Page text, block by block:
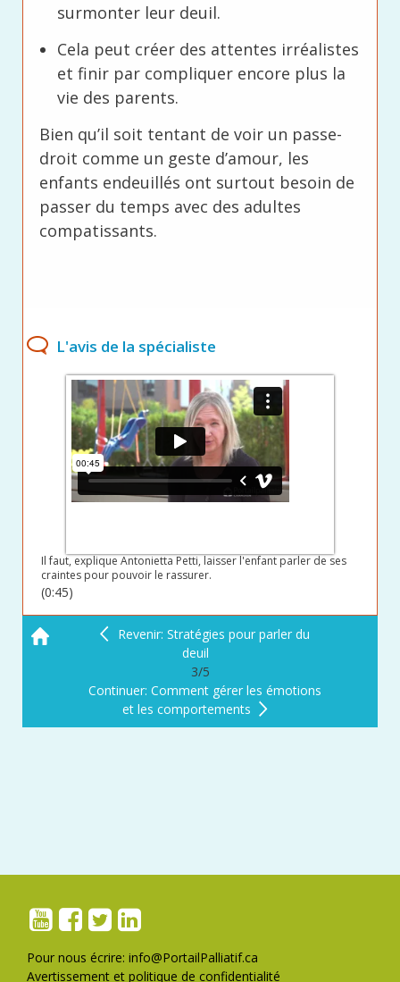
surmonter leur deuil.
Cela peut créer des attentes irréalistes
et finir par compliquer encore plus la
vie des parents.
Bien qu’il soit tentant de voir un passe-
droit comme un geste d’amour, les
enfants endeuillés ont surtout besoin de
passer du temps avec des adultes
compatissants.
L'avis de la spécialiste
Il faut, explique Antonietta Petti, laisser l'enfant parler de ses
craintes pour pouvoir le rassurer.
(0:45)
Revenir: Stratégies pour parler du
deuil
3/5
Continuer: Comment gérer les émotions
et les comportements
Pour nous écrire: info@PortailPalliatif.ca
Avertissement et politique de confidentialité